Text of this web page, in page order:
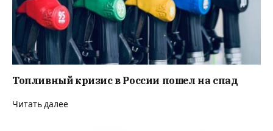
Топливный кризис в России пошел на спад
Читать далее